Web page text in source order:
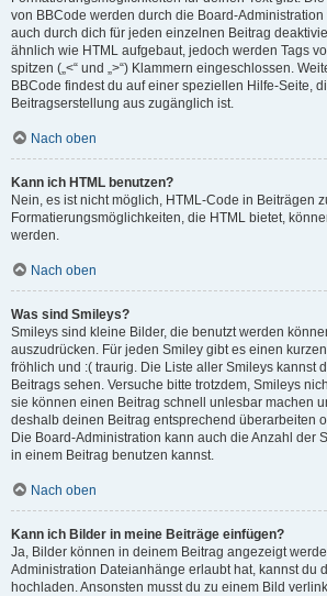
von BBCode werden durch die Board-
auch durch dich für jeden einzelnen Beitrag
ähnlich wie HTML aufgebaut, jedoch werden Tags
spitzen („<“ und „>“) Klammern eingeschlossen.
BBCode findest du auf einer speziellen Hilfe-Seite,
Beitragserstellung aus zugänglich ist.
Nach oben
Kann ich HTML benutzen?
Nein, es ist nicht möglich, HTML-Code in Beiträgen
Formatierungsmöglichkeiten, die HTML bietet,
werden.
Nach oben
Was sind Smileys?
Smileys sind kleine Bilder, die benutzt werden
auszudrücken. Für jeden Smiley gibt es einen
fröhlich und :( traurig. Die Liste aller Smileys kannst
Beitrags sehen. Versuche bitte trotzdem, Smileys
sie können einen Beitrag schnell unlesbar machen
deshalb deinen Beitrag entsprechend überarbeiten
Die Board-Administration kann auch die Anzahl der
in einem Beitrag benutzen kannst.
Nach oben
Kann ich Bilder in meine Beiträge einfügen?
Ja, Bilder können in deinem Beitrag angezeigt
Administration Dateianhänge erlaubt hat, kannst du
hochladen. Ansonsten musst du zu einem Bild